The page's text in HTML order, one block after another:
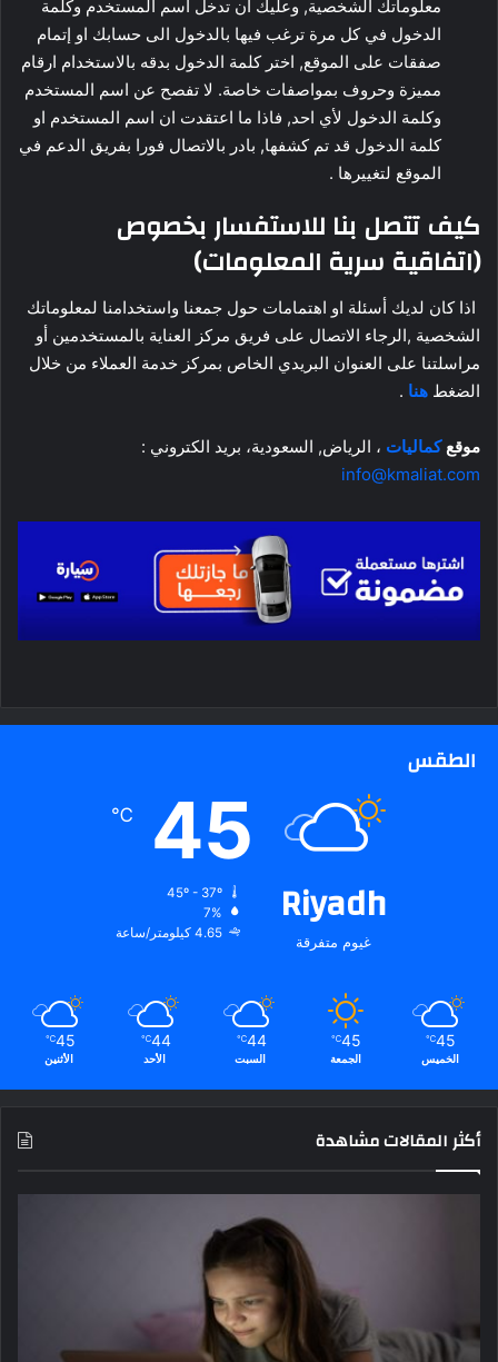
معلوماتك الشخصية, وعليك ان تدخل اسم المستخدم وكلمة
الدخول في كل مرة ترغب فيها بالدخول الى حسابك او إتمام
صفقات على الموقع, اختر كلمة الدخول بدقه بالاستخدام ارقام
مميزة وحروف بمواصفات خاصة. لا تفصح عن اسم المستخدم
وكلمة الدخول لأي احد, فاذا ما اعتقدت ان اسم المستخدم او
كلمة الدخول قد تم كشفها, بادر بالاتصال فورا بفريق الدعم في
الموقع لتغييرها .
كيف تتصل بنا للاستفسار بخصوص
(اتفاقية سرية المعلومات)
اذا كان لديك أسئلة او اهتمامات حول جمعنا واستخدامنا لمعلوماتك
الشخصية ,الرجاء الاتصال على فريق مركز العناية بالمستخدمين أو
مراسلتنا على العنوان البريدي الخاص بمركز خدمة العملاء من خلال
الضغط هنا .
موقعكماليات ، الرياض, السعودية، بريد الكتروني :
info@kmaliat.com
الطقس
Riyadh
غيوم متفرقة
45
℃
7%
4.65 كيلومتر/ساعة
45
℃
الخميس
45
℃
الجمعة
44
℃
السبت
44
℃
الأحد
45
℃
الأثنين
أكثر المقالات مشاهدة